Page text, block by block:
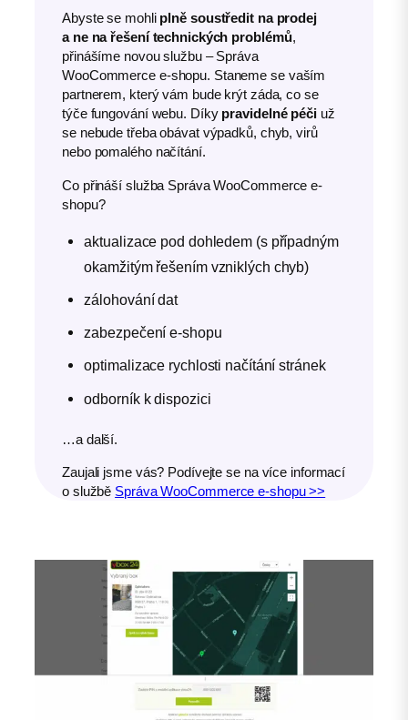
Abyste se mohli plně soustředit na prodej
a ne na řešení technických problémů,
přinášíme novou službu – Správa
WooCommerce e-shopu. Staneme se vaším
partnerem, který vám bude krýt záda, co se
týče fungování webu. Díky pravidelné péčiuž
se nebude třeba obávat výpadků, chyb, virů
nebo pomalého načítání.
Co přináší služba Správa WooCommerce e-
shopu?
aktualizace pod dohledem (s případným
okamžitým řešením vzniklých chyb)
zálohování dat
zabezpečení e-shopu
optimalizace rychlosti načítání stránek
odborník k dispozici
…a další.
Zaujali jsme vás? Podívejte se na více informací
o službě Správa WooCommerce e-shopu >>